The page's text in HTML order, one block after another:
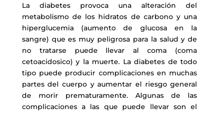
La diabetes provoca una alteración del
metabolismo de los hidratos de carbono y una
hiperglucemia (aumento de glucosa en la
sangre) que es muy peligrosa para la salud y de
no tratarse puede llevar al coma (coma
cetoacidosico) y la muerte. La diabetes de todo
tipo puede producir complicaciones en muchas
partes del cuerpo y aumentar el riesgo general
de morir prematuramente. Algunas de las
complicaciones a las que puede llevar son el